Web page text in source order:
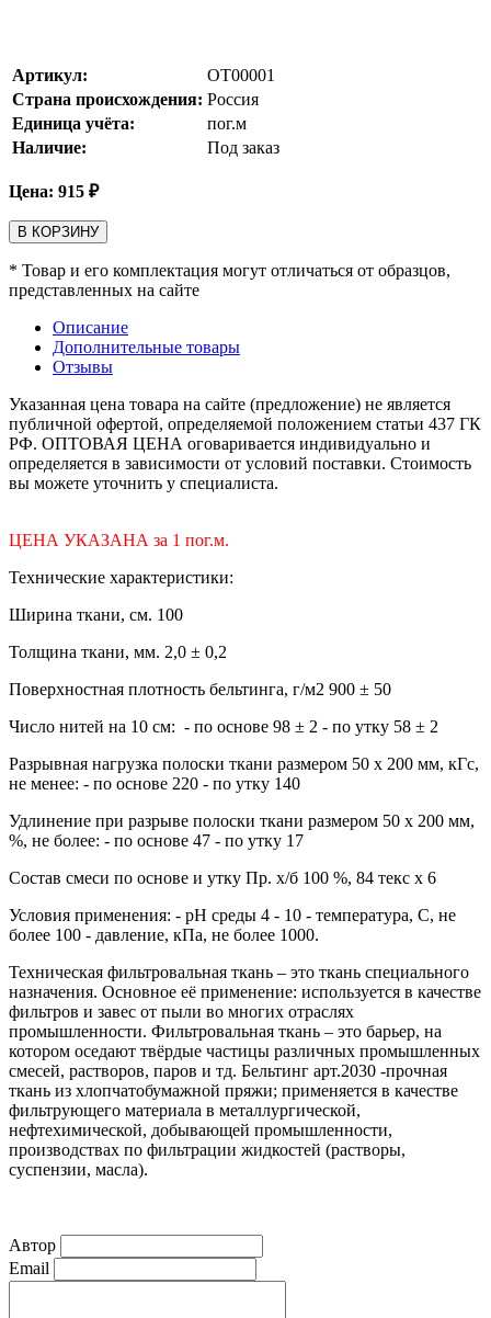
Артикул:
OT00001
Страна происхождения: Россия
Единица учёта:
пог.м
Наличие:
Под заказ
Цена: 915 ₽
В КОРЗИНУ
* Товар и его комплектация могут отличаться от образцов,
представленных на сайте
Описание
Дополнительные товары
Отзывы
Указанная цена товара на сайте (предложение) не является
публичной офертой, определяемой положением статьи 437 ГК
РФ. ОПТОВАЯ ЦЕНА оговаривается индивидуально и
определяется в зависимости от условий поставки. Стоимость
вы можете уточнить у специалиста.
ЦЕНА УКАЗАНА за 1 пог.м.
Технические характеристики:
Ширина ткани, см. 100
Толщина ткани, мм. 2,0 ± 0,2
Поверхностная плотность бельтинга, г/м2 900 ± 50
Число нитей на 10 см: - по основе 98 ± 2 - по утку 58 ± 2
Разрывная нагрузка полоски ткани размером 50 х 200 мм, кГс,
не менее: - по основе 220 - по утку 140
Удлинение при разрыве полоски ткани размером 50 х 200 мм,
%, не более: - по основе 47 - по утку 17
Состав смеси по основе и утку Пр. х/б 100 %, 84 текс х 6
Условия применения: - рН среды 4 - 10 - температура, С, не
более 100 - давление, кПа, не более 1000.
Техническая фильтровальная ткань – это ткань специального
назначения. Основное её применение: используется в качестве
фильтров и завес от пыли во многих отраслях
промышленности. Фильтровальная ткань – это барьер, на
котором оседают твёрдые частицы различных промышленных
смесей, растворов, паров и тд. Бельтинг арт.2030 -прочная
ткань из хлопчатобумажной пряжи; применяется в качестве
фильтрующего материала в металлургической,
нефтехимической, добывающей промышленности,
производствах по фильтрации жидкостей (растворы,
суспензии, масла).
Автор
Email